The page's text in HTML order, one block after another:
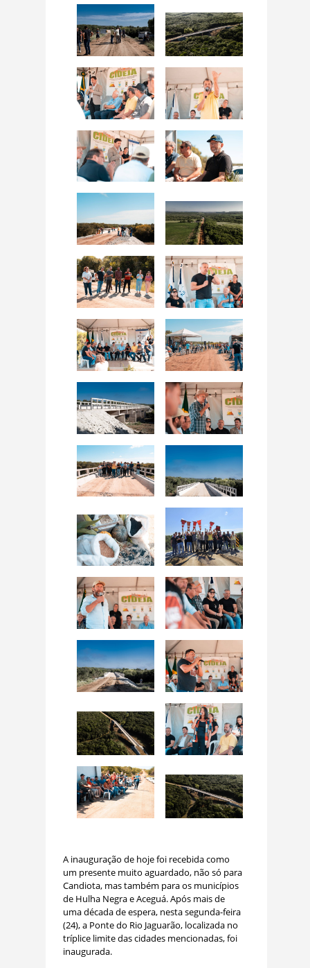
A inauguração de hoje foi recebida como
um presente muito aguardado, não só para
Candiota, mas também para os municípios
de Hulha Negra e Aceguá. Após mais de
uma década de espera, nesta segunda-feira
(24), a Ponte do Rio Jaguarão, localizada no
tríplice limite das cidades mencionadas, foi
inaugurada.